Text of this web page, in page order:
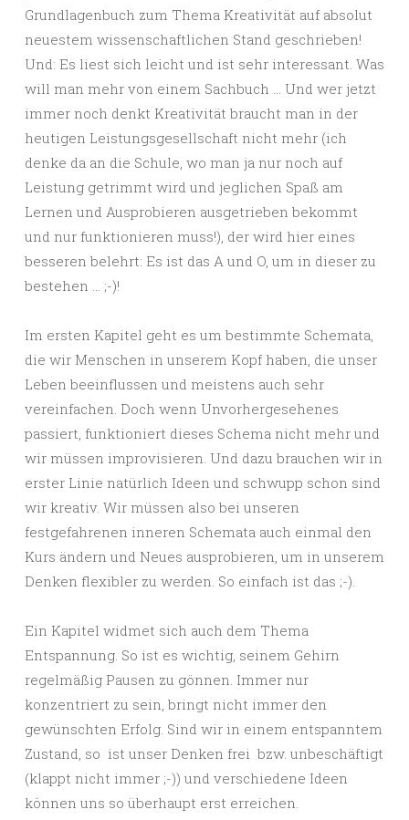
Grundlagenbuch zum Thema Kreativität auf absolut
neuestem wissenschaftlichen Stand geschrieben!
Und: Es liest sich leicht und ist sehr interessant. Was
will man mehr von einem Sachbuch … Und wer jetzt
immer noch denkt Kreativität braucht man in der
heutigen Leistungsgesellschaft nicht mehr (ich
denke da an die Schule, wo man ja nur noch auf
Leistung getrimmt wird und jeglichen Spaß am
Lernen und Ausprobieren ausgetrieben bekommt
und nur funktionieren muss!), der wird hier eines
besseren belehrt: Es ist das A und O, um in dieser zu
bestehen … ;-)!
Im ersten Kapitel geht es um bestimmte Schemata,
die wir Menschen in unserem Kopf haben, die unser
Leben beeinflussen und meistens auch sehr
vereinfachen. Doch wenn Unvorhergesehenes
passiert, funktioniert dieses Schema nicht mehr und
wir müssen improvisieren. Und dazu brauchen wir in
erster Linie natürlich Ideen und schwupp schon sind
wir kreativ. Wir müssen also bei unseren
festgefahrenen inneren Schemata auch einmal den
Kurs ändern und Neues ausprobieren, um in unserem
Denken flexibler zu werden. So einfach ist das ;-).
Ein Kapitel widmet sich auch dem Thema
Entspannung. So ist es wichtig, seinem Gehirn
regelmäßig Pausen zu gönnen. Immer nur
konzentriert zu sein, bringt nicht immer den
gewünschten Erfolg. Sind wir in einem entspanntem
Zustand, so ist unser Denken frei bzw. unbeschäftigt
(klappt nicht immer ;-)) und verschiedene Ideen
können uns so überhaupt erst erreichen.